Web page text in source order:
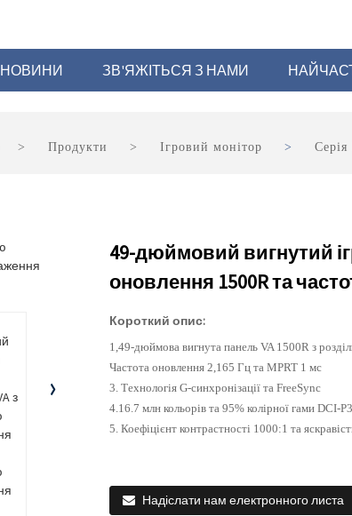
НОВИНИ ЗВ'ЯЖІТЬСЯ З НАМИ
Продукти Ігровий монітор Серія
49-дюймовий вигнутий
оновлення 1500R та
Короткий опис:
1,49-дюймова вигнута панель VA 1500R з
Частота оновлення 2,165 Гц та MPRT 1 мс
3. Технологія G-синхронізації та FreeSync
4.16.7 млн ​​кольорів та 95% колірної гами DCI-P3
5. Коефіцієнт контрастності 1000:1 та
Надіслати нам електронного листа